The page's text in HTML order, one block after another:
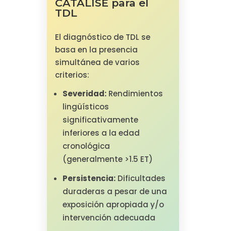
CATALISE para el
TDL
El diagnóstico de TDL se
basa en la presencia
simultánea de varios
criterios:
Severidad:Rendimientos
lingüísticos
significativamente
inferiores a la edad
cronológica
(generalmente >1.5 ET)
Persistencia:Dificultades
duraderas a pesar de una
exposición apropiada y/o
intervención adecuada